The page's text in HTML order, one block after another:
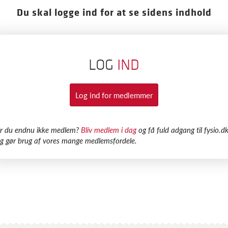
Du skal logge ind for at se sidens indhold
LOG IND
Log ind for medlemmer
du endnu ikke medlem? Bliv medlem i dagog få fuld adgang til
gør brug af vores mange medlemsfordele.